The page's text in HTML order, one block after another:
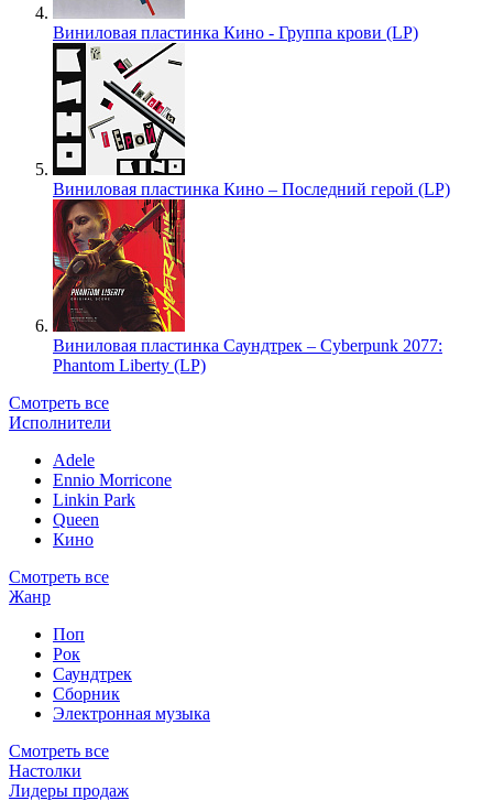
Виниловая пластинка Кино - Группа крови (LP)
Виниловая пластинка Кино – Последний герой (LP)
Виниловая пластинка Саундтрек – Cyberpunk 2077:
Phantom Liberty (LP)
Смотреть все
Исполнители
Adele
Ennio Morricone
Linkin Park
Queen
Кино
Смотреть все
Жанр
Поп
Рок
Саундтрек
Сборник
Электронная музыка
Смотреть все
Настолки
Лидеры продаж